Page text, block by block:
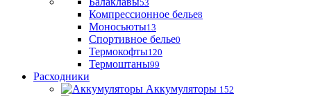
53
Компрессионное белье8
Моносьюты13
Спортивное белье0
Термокофты120
Термоштаны99
Расходники
Аккумуляторы 152